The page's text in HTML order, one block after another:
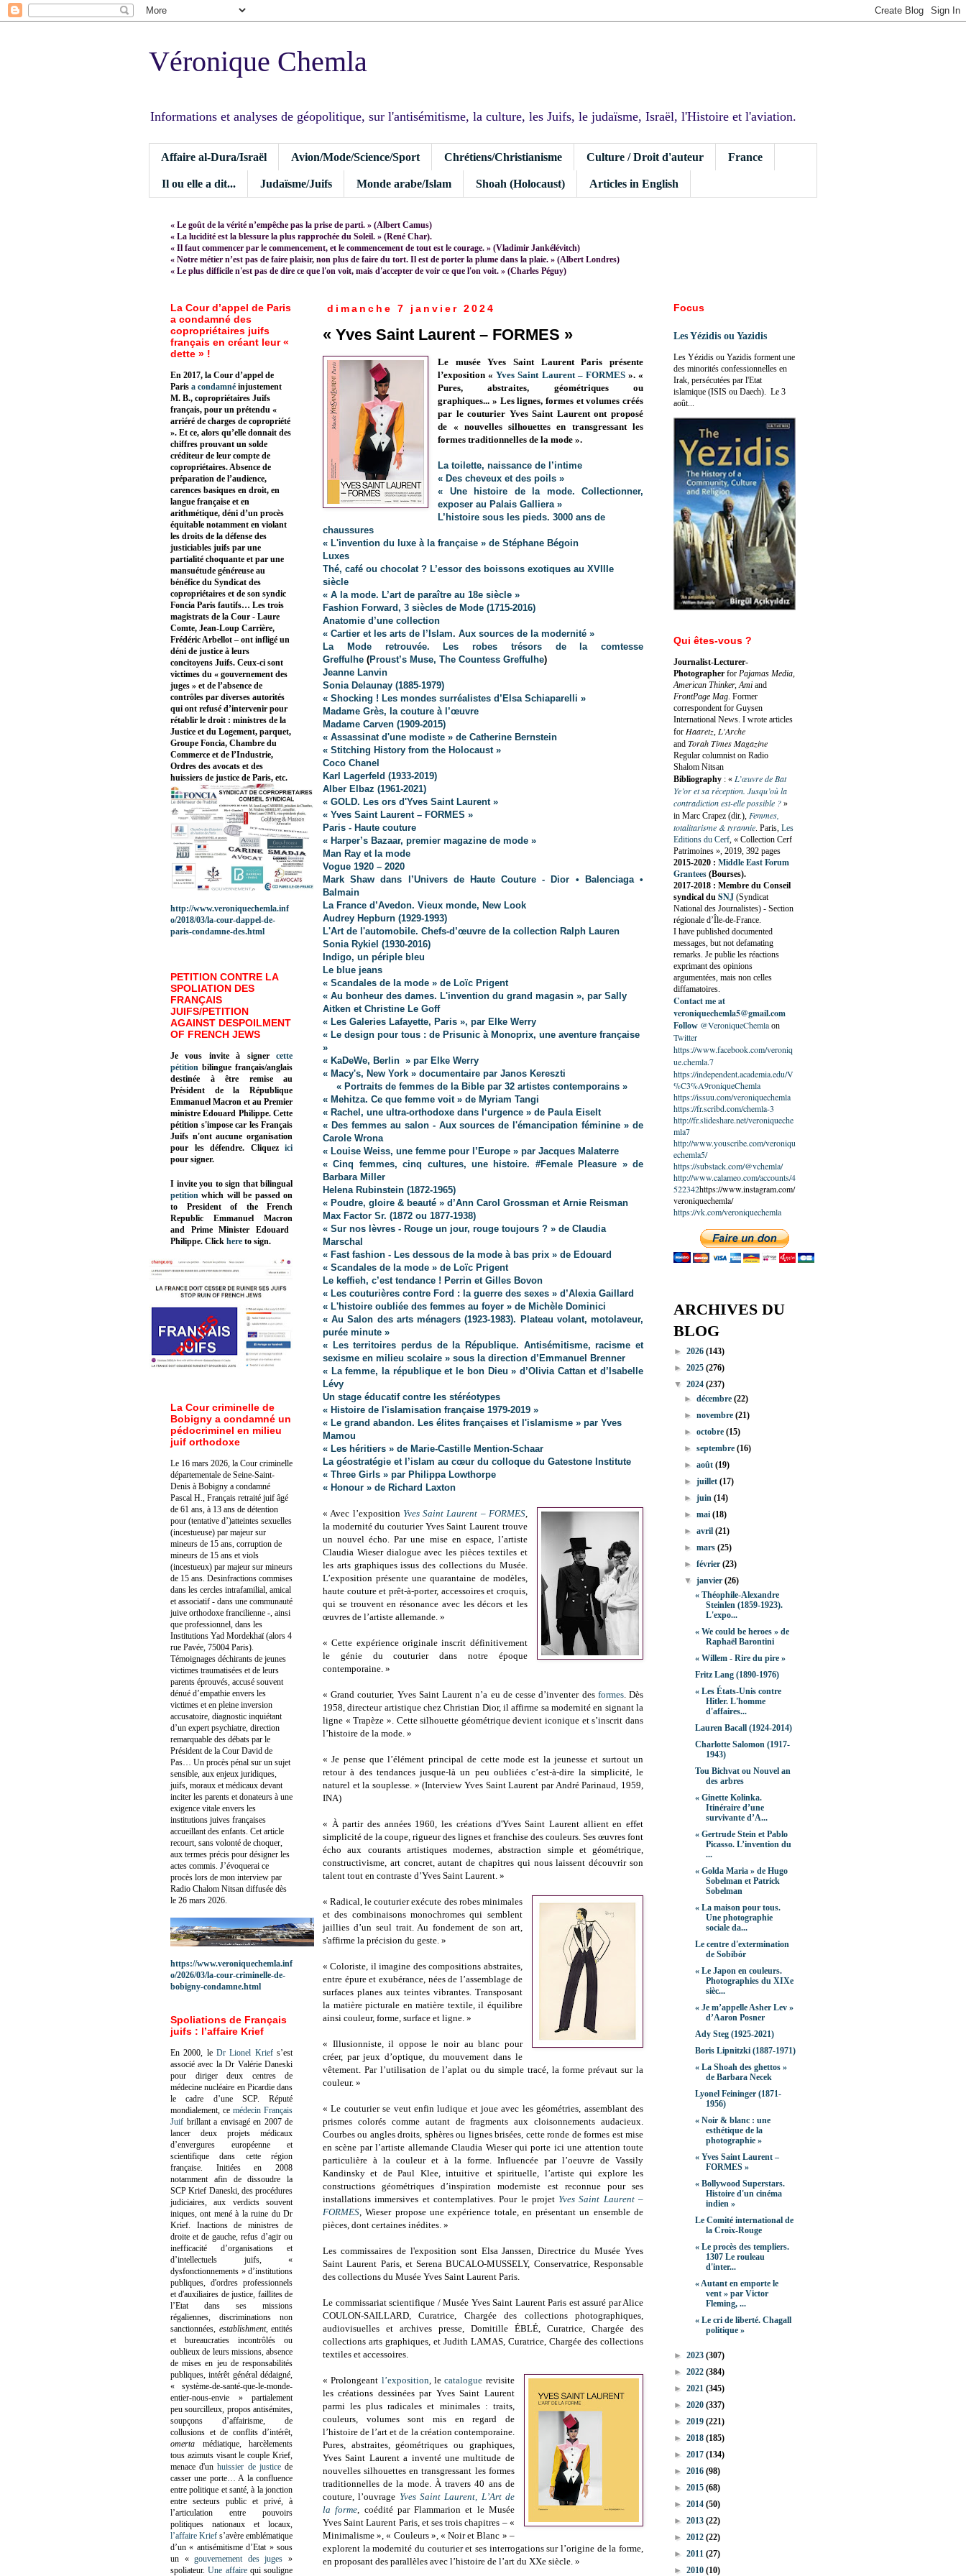
Véronique Chemla
Informations et analyses de géopolitique, sur l'antisémitisme, la culture, les Juifs, le judaïsme, Israël, l'Histoire et l'aviation.
Affaire al-Dura/Israël Avion/Mode/Science/Sport Chrétiens/Christianisme Culture / Droit d'auteur France
Il ou elle a dit... Judaïsme/Juifs Monde arabe/Islam Shoah (Holocaust) Articles in English
« Le goût de la vérité n’empêche pas la prise de parti. » (Albert Camus)
« La lucidité est la blessure la plus rapprochée du Soleil. » (René Char).
« Il faut commencer par le commencement, et le commencement de tout est le courage. » (Vladimir Jankélévitch)
« Notre métier n’est pas de faire plaisir, non plus de faire du tort. Il est de porter la plume dans la plaie. » (Albert Londres)
« Le plus difficile n'est pas de dire ce que l'on voit, mais d'accepter de voir ce que l'on voit. » (Charles Péguy)
dimanche 7 janvier 2024
« Yves Saint Laurent – FORMES »
Le musée Yves Saint Laurent Paris présente
l’exposition «Yves Saint Laurent – FORMES». «
Pures, abstraites, géométriques ou
graphiques... » Les lignes, formes et volumes créés
par le couturier Yves Saint Laurent ont proposé
de « nouvelles silhouettes en transgressant les
formes traditionnelles de la mode ».
La toilette, naissance de l’intime
« Des cheveux et des poils »
« Une histoire de la mode. Collectionner,
exposer au Palais Galliera »
L’histoire sous les pieds. 3000 ans de
chaussures
« L'invention du luxe à la française » de Stéphane Bégoin
Luxes
Thé, café ou chocolat ? L’essor des boissons exotiques au XVIIIe
siècle
« A la mode. L’art de paraître au 18e siècle »
Fashion Forward, 3 siècles de Mode (1715-2016)
Anatomie d’une collection
« Cartier et les arts de l’Islam. Aux sources de la modernité »
La Mode retrouvée. Les robes trésors de la comtesse
Greffulhe (Proust’s Muse, The Countess Greffulhe)
Jeanne Lanvin
Sonia Delaunay (1885-1979)
« Shocking ! Les mondes surréalistes d’Elsa Schiaparelli »
Madame Grès, la couture à l’œuvre
Madame Carven (1909-2015)
« Assassinat d'une modiste » de Catherine Bernstein
« Stitching History from the Holocaust »
Coco Chanel
Karl Lagerfeld (1933-2019)
Alber Elbaz (1961-2021)
« GOLD. Les ors d'Yves Saint Laurent »
« Yves Saint Laurent – FORMES »
Paris - Haute couture
« Harper’s Bazaar, premier magazine de mode »
Man Ray et la mode
Vogue 1920 – 2020
Mark Shaw dans l’Univers de Haute Couture - Dior • Balenciaga •
Balmain
La France d’Avedon. Vieux monde, New Look
Audrey Hepburn (1929-1993)
L'Art de l'automobile. Chefs-d’œuvre de la collection Ralph Lauren
Sonia Rykiel (1930-2016)
Indigo, un périple bleu
Le blue jeans
« Scandales de la mode » de Loïc Prigent
« Au bonheur des dames. L'invention du grand magasin », par Sally
Aitken et Christine Le Goff
« Les Galeries Lafayette, Paris », par Elke Werry
« Le design pour tous : de Prisunic à Monoprix, une aventure française
»
« KaDeWe, Berlin » par Elke Werry
« Macy's, New York » documentaire par Janos Kereszti
« Portraits de femmes de la Bible par 32 artistes contemporains »
« Mehitza. Ce que femme voit » de Myriam Tangi
« Rachel, une ultra-orthodoxe dans l‘urgence » de Paula Eiselt
« Des femmes au salon - Aux sources de l'émancipation féminine » de
Carole Wrona
« Louise Weiss, une femme pour l’Europe » par Jacques Malaterre
« Cinq femmes, cinq cultures, une histoire. #Female Pleasure » de
Barbara Miller
Helena Rubinstein (1872-1965)
« Poudre, gloire & beauté » d’Ann Carol Grossman et Arnie Reisman
Max Factor Sr. (1872 ou 1877-1938)
« Sur nos lèvres - Rouge un jour, rouge toujours ? » de Claudia
Marschal
« Fast fashion - Les dessous de la mode à bas prix » de Edouard
« Scandales de la mode » de Loïc Prigent
Le keffieh, c’est tendance ! Perrin et Gilles Bovon
« Les couturières contre Ford : la guerre des sexes » d’Alexia Gaillard
« L'histoire oubliée des femmes au foyer » de Michèle Dominici
« Au Salon des arts ménagers (1923-1983). Plateau volant, motolaveur,
purée minute »
« Les territoires perdus de la République. Antisémitisme, racisme et
sexisme en milieu scolaire » sous la direction d’Emmanuel Brenner
« La femme, la république et le bon Dieu » d’Olivia Cattan et d’Isabelle
Lévy
Un stage éducatif contre les stéréotypes
« Histoire de l'islamisation française 1979-2019 »
« Le grand abandon. Les élites françaises et l'islamisme » par Yves
Mamou
« Les héritiers » de Marie-Castille Mention-Schaar
La géostratégie et l’islam au cœur du colloque du Gatestone Institute
« Three Girls » par Philippa Lowthorpe
« Honour » de Richard Laxton
« Avec l’exposition Yves Saint Laurent – FORMES,
la modernité du couturier Yves Saint Laurent trouve
un nouvel écho. Par une mise en espace, l’artiste
Claudia Wieser dialogue avec les pièces textiles et
les arts graphiques issus des collections du Musée.
L’exposition présente une quarantaine de modèles,
haute couture et prêt-à-porter, accessoires et croquis,
qui se trouvent en résonance avec les décors et les
œuvres de l’artiste allemande. »
« Cette expérience originale inscrit définitivement
le génie du couturier dans notre époque
contemporaine. »
« Grand couturier, Yves Saint Laurent n’a eu de cesse d’inventer des formes. Dès
1958, directeur artistique chez Christian Dior, il affirme sa modernité en signant la
ligne « Trapèze ». Cette silhouette géométrique devient iconique et s’inscrit dans
l’histoire de la mode. »
« Je pense que l’élément principal de cette mode est la jeunesse et surtout un
retour à des tendances jusque-là un peu oubliées c’est-à-dire la simplicité, le
naturel et la souplesse. » (Interview Yves Saint Laurent par André Parinaud, 1959,
INA)
« À partir des années 1960, les créations d'Yves Saint Laurent allient en effet
simplicité de la coupe, rigueur des lignes et franchise des couleurs. Ses œuvres font
écho aux courants artistiques modernes, abstraction simple et géométrique,
constructivisme, art concret, autant de chapitres qui nous laissent découvrir son
talent tout en contraste d’Yves Saint Laurent. »
« Radical, le couturier exécute des robes minimales
et des combinaisons monochromes qui semblent
jaillies d’un seul trait. Au fondement de son art,
s'affirme la précision du geste. »
« Coloriste, il imagine des compositions abstraites,
entre épure et exubérance, nées de l’assemblage de
surfaces planes aux teintes vibrantes. Transposant
la matière picturale en matière textile, il équilibre
ainsi couleur, forme, surface et ligne. »
« Illusionniste, il oppose le noir au blanc pour
créer, par jeux d’optique, du mouvement dans le
vêtement. Par l’utilisation de l’aplat ou du simple tracé, la forme prévaut sur la
couleur. »
« Le couturier se veut enfin ludique et joue avec les géométries, assemblant des
prismes colorés comme autant de fragments aux cloisonnements audacieux.
Courbes ou angles droits, sphères ou lignes brisées, cette ronde de formes est mise
en scène par l’artiste allemande Claudia Wieser qui porte ici une attention toute
particulière à la couleur et à la forme. Influencée par l’oeuvre de Vassily
Kandinsky et de Paul Klee, intuitive et spirituelle, l’artiste qui explore les
constructions géométriques d’inspiration moderniste est reconnue pour ses
installations immersives et contemplatives. Pour le projet Yves Saint Laurent –
FORMES, Wieser propose une expérience totale, en présentant un ensemble de
pièces, dont certaines inédites. »
Les commissaires de l'exposition sont Elsa Janssen, Directrice du Musée Yves
Saint Laurent Paris, et Serena BUCALO-MUSSELY, Conservatrice, Responsable
des collections du Musée Yves Saint Laurent Paris.
Le commissariat scientifique / Musée Yves Saint Laurent Paris est assuré par Alice
COULON-SAILLARD, Curatrice, Chargée des collections photographiques,
audiovisuelles et archives presse, Domitille ÉBLÉ, Curatrice, Chargée des
collections arts graphiques, et Judith LAMAS, Curatrice, Chargée des collections
textiles et accessoires.
« Prolongeant l’exposition, lecatalogue revisite
les créations dessinées par Yves Saint Laurent
parmi les plus radicales et minimales : traits,
couleurs, volumes sont mis en regard de
l’histoire de l’art et de la création contemporaine.
Pures, abstraites, géométriques ou graphiques,
Yves Saint Laurent a inventé une multitude de
nouvelles silhouettes en transgressant les formes
traditionnelles de la mode. À travers 40 ans de
couture, l’ouvrage Yves Saint Laurent, L’Art de
la forme, coédité par Flammarion et le Musée
Yves Saint Laurent Paris, et ses trois chapitres – «
Minimalisme », « Couleurs », « Noir et Blanc » –
explorent la modernité du couturier et ses interrogations sur l’origine de la forme,
en proposant des parallèles avec l’histoire de l’art du XXe siècle. »
La Cour d’appel de Paris
a condamné des
copropriétaires juifs
français en créant leur «
dette » !
En 2017, la Cour d’appel de
Paris a condamné injustement
M. B., copropriétaires Juifs
français, pour un prétendu «
arriéré de charges de copropriété
». Et ce, alors qu’elle donnait des
chiffres prouvant un solde
créditeur de leur compte de
copropriétaires. Absence de
préparation de l’audience,
carences basiques en droit, en
langue française et en
arithmétique, déni d’un procès
équitable notamment en violant
les droits de la défense des
justiciables juifs par une
partialité choquante et par une
mansuétude généreuse au
bénéfice du Syndicat des
copropriétaires et de son syndic
Foncia Paris fautifs… Les trois
magistrats de la Cour - Laure
Comte, Jean-Loup Carrière,
Frédéric Arbellot – ont infligé un
déni de justice à leurs
concitoyens Juifs. Ceux-ci sont
victimes du « gouvernement des
juges » et de l’absence de
contrôles par diverses autorités
qui ont refusé d’intervenir pour
rétablir le droit : ministres de la
Justice et du Logement, parquet,
Groupe Foncia, Chambre du
Commerce et de l’Industrie,
Ordres des avocats et des
huissiers de justice de Paris, etc.
http://www.veroniquechemla.inf
o/2018/03/la-cour-dappel-de-
paris-condamne-des.html
PETITION CONTRE LA
SPOLIATION DES
FRANÇAIS
JUIFS/PETITION
AGAINST DESPOILMENT
OF FRENCH JEWS
Je vous invite à signer cette
pétition bilingue français/anglais
destinée à être remise au
Président de la République
Emmanuel Macron et au Premier
ministre Edouard Philippe. Cette
pétition s'impose car les Français
Juifs n'ont aucune organisation
pour les défendre. Cliquez
ici
pour signer.
I invite you to sign that bilingual
petition which will be passed on
to President of the French
Republic Emmanuel Macron
and Prime Minister Edouard
Philippe. Click here to sign.
La Cour criminelle de
Bobigny a condamné un
pédocriminel en milieu
juif orthodoxe
Le 16 mars 2026, la Cour criminelle
départementale de Seine-Saint-
Denis à Bobigny a condamné
Pascal H., Français retraité juif âgé
de 61 ans, à 13 ans de détention
pour (tentative d’)atteintes sexuelles
(incestueuse) par majeur sur
mineurs de 15 ans, corruption de
mineurs de 15 ans et viols
(incestueux) par majeur sur mineurs
de 15 ans. Desinfractions commises
dans les cercles intrafamilial, amical
et associatif - dans une communauté
juive orthodoxe francilienne -, ainsi
que professionnel, dans les
Institutions Yad Mordekhaï (alors 4
rue Pavée, 75004 Paris).
Témoignages déchirants de jeunes
victimes traumatisées et de leurs
parents éprouvés, accusé souvent
dénué d’empathie envers les
victimes et en pleine inversion
accusatoire, diagnostic inquiétant
d’un expert psychiatre, direction
remarquable des débats par le
Président de la Cour David de
Pas… Un procès pénal sur un sujet
sensible, aux enjeux juridiques,
juifs, moraux et médicaux devant
inciter les parents et donateurs à une
exigence vitale envers les
institutions juives françaises
accueillant des enfants. Cet article
recourt, sans volonté de choquer,
aux termes précis pour désigner les
actes commis. J’évoquerai ce
procès lors de mon interview par
Radio Chalom Nitsan diffusée dès
le 26 mars 2026.
https://www.veroniquechemla.inf
o/2026/03/la-cour-criminelle-de-
bobigny-condamne.html
Spoliations de Français
juifs : l’affaire Krief
En 2000, le Dr Lionel Kriefs’est
associé avec la Dr Valérie Daneski
pour diriger deux centres de
médecine nucléaire en Picardie dans
le cadre d’une SCP. Réputé
mondialement, ce médecin Français
Juif brillant a envisagé en 2007 de
lancer deux projets médicaux
d’envergures européenne et
scientifique dans cette région
française. Initiées en 2008
notamment afin de dissoudre la
SCP Krief Daneski, des procédures
judiciaires, aux verdicts souvent
iniques, ont mené à la ruine du Dr
Krief. Inactions de ministres de
droite et de gauche, refus d’agir ou
inefficacité d’organisations et
d’intellectuels juifs, «
dysfonctionnements » d’institutions
publiques, d'ordres professionnels
et d'auxiliaires de justice, faillites de
l’Etat dans ses missions
régaliennes, discriminations non
sanctionnées, establishment, entités
et bureaucraties incontrôlés ou
oublieux de leurs missions, absence
de mises en jeu de responsabilités
publiques, intérêt général dédaigné,
« système-de-santé-que-le-monde-
entier-nous-envie » partialement
peu sourcilleux, propos antisémites,
soupçons d’affairisme, de
collusions et de conflits d’intérêt,
omerta médiatique, harcèlements
tous azimuts visant le couple Krief,
menace d'unhuissier de justicede
casser une porte… A la confluence
entre politique et santé, à la jonction
entre secteurs public et privé, à
l’articulation entre pouvoirs
politiques nationaux et locaux,
l’affaire Krief s’avère emblématique
d’un « antisémitisme d’Etat » sous
un «gouvernement des juges »
spoliateur.Une affairequi souligne
Focus
Les Yézidis ou Yazidis
Les Yézidis ou Yazidis forment une
des minorités confessionnelles en
Irak, persécutées par l'Etat
islamique (ISIS ou Daech). Le 3
août...
Qui êtes-vous ?
Journalist-Lecturer-
Photographer for Pajamas Media,
American Thinker, Ami and
FrontPage Mag. Former
correspondent for Guysen
International News. I wrote articles
for Haaretz, L'Arche
and Torah Times Magazine
Regular columnist on Radio
Shalom Nitsan
Bibliography : « L’œuvre de Bat
Ye’or et sa réception. Jusqu’où la
contradiction est-elle possible ? »
in Marc Crapez (dir.), Femmes,
totalitarisme & tyrannie. Paris, Les
Editions du Cerf, « Collection Cerf
Patrimoines », 2019, 392 pages
2015-2020 : Middle East Forum
Grantees (Bourses).
2017-2018 : Membre du Conseil
syndical du SNJ (Syndicat
National des Journalistes) - Section
régionale d’Île-de-France.
I have published documented
messages, but not defamating
remarks. Je publie les réactions
exprimant des opinions
argumentées, mais non celles
diffamatoires.
Contact me at
veroniquechemla5@gmail.com
Follow @VeroniqueChemlaon
Twitter
https://www.facebook.com/veroniq
ue.chemla.7
https://independent.academia.edu/V
%C3%A9roniqueChemla
https://issuu.com/veroniquechemla
https://fr.scribd.com/chemla-3
http://fr.slideshare.net/veroniqueche
mla7
http://www.youscribe.com/veroniqu
echemla5/
https://substack.com/@vchemla/
http://www.calameo.com/accounts/4
522342https://www.instagram.com/
veroniquechemla/
https://vk.com/veroniquechemla
ARCHIVES DU
BLOG
► 2026 (143)
► 2025 (276)
▼ 2024 (237)
►décembre(22)
►novembre(21)
►octobre(15)
►septembre(16)
►août(19)
►juillet(17)
►juin(14)
►mai(18)
►avril(21)
►mars(25)
►février(23)
▼janvier(26)
« Théophile-Alexandre
Steinlen (1859-1923).
L'expo...
« We could be heroes » de
Raphaël Barontini
« Willem - Rire du pire »
Fritz Lang (1890-1976)
« Les États-Unis contre
Hitler. L'homme
d'affaires...
Lauren Bacall (1924-2014)
Charlotte Salomon (1917-
1943)
Tou Bichvat ou Nouvel an
des arbres
« Ginette Kolinka.
Itinéraire d’une
survivante d’A...
« Gertrude Stein et Pablo
Picasso. L’invention du
...
« Golda Maria » de Hugo
Sobelman et Patrick
Sobelman
« La maison pour tous.
Une photographie
sociale da...
Le centre d'extermination
de Sobibór
« Le Japon en couleurs.
Photographies du XIXe
sièc...
« Je m’appelle Asher Lev »
d’Aaron Posner
Ady Steg (1925-2021)
Boris Lipnitzki (1887-1971)
« La Shoah des ghettos »
de Barbara Necek
Lyonel Feininger (1871-
1956)
« Noir & blanc : une
esthétique de la
photographie »
« Yves Saint Laurent –
FORMES »
« Bollywood Superstars.
Histoire d'un cinéma
indien »
Le Comité international de
la Croix-Rouge
« Le procès des templiers.
1307 Le rouleau
d'inter...
« Autant en emporte le
vent » par Victor
Fleming, ...
« Le cri de liberté. Chagall
politique »
► 2023 (307)
► 2022 (384)
► 2021 (345)
► 2020 (337)
► 2019 (221)
► 2018 (185)
► 2017 (134)
► 2016 (98)
► 2015 (68)
► 2014 (50)
► 2013 (22)
► 2012 (22)
► 2011 (27)
► 2010 (10)